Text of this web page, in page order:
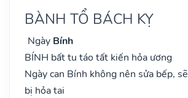
BÀNH TỔ BÁCH KỴ
Ngày Bính
BÍNH bất tu táo tất kiến hỏa ương
Ngày can Bính không nên sửa bếp, sẽ
bị hỏa tai